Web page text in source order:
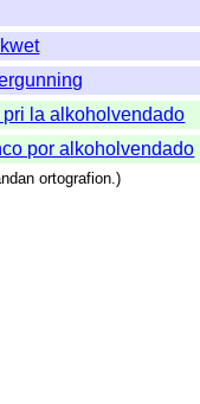
pri la alkoholvendado
por alkoholvendado
ortografion.)